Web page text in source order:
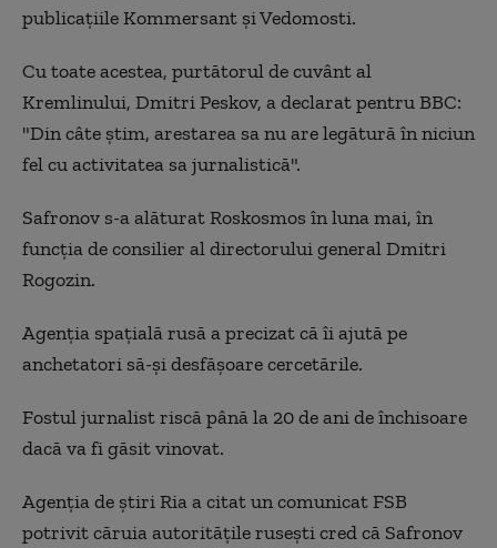
publicațiile Kommersant și Vedomosti.
Cu toate acestea, purtătorul de cuvânt al
Kremlinului, Dmitri Peskov, a declarat pentru BBC:
"Din câte știm, arestarea sa nu are legătură în niciun
fel cu activitatea sa jurnalistică".
Safronov s-a alăturat Roskosmos în luna mai, în
funcția de consilier al directorului general Dmitri
Rogozin.
Agenția spațială rusă a precizat că îi ajută pe
anchetatori să-și desfășoare cercetările.
Fostul jurnalist riscă până la 20 de ani de închisoare
dacă va fi găsit vinovat.
Agenția de știri Ria a citat un comunicat FSB
potrivit căruia autoritățile rusești cred că Safronov